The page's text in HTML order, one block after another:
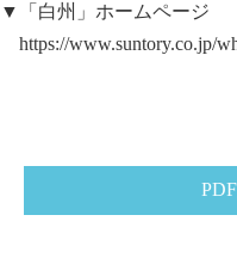
▼「白州」ホームページ
https://www.suntory.co.jp/